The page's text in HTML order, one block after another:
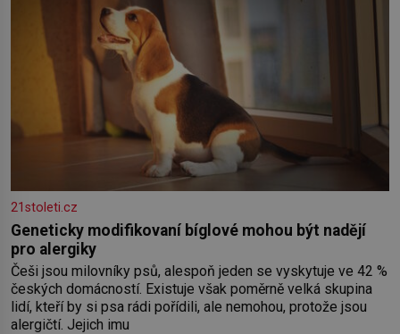
21stoleti.cz
Geneticky modifikovaní bíglové mohou být nadějí
pro alergiky
Češi jsou milovníky psů, alespoň jeden se vyskytuje ve 42 %
českých domácností. Existuje však poměrně velká skupina
lidí, kteří by si psa rádi pořídili, ale nemohou, protože jsou
alergičtí. Jejich imu